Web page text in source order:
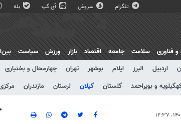
تلگرام سروش آی گپ بله
و فناوری سلامت جامعه اقتصاد بازار ورزش سیاست
اردبیل البرز ایلام بوشهر تهران چهارمحال و بختیاری
و بویراحمد گلستان گیلان لرستان مازندران